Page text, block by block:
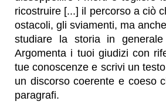
ricostruire [...] il percorso a ciò
ostacoli, gli sviamenti, ma
studiare la storia in
Argomenta i tuoi giudizi con
tue conoscenze e scrivi un
un discorso coerente e coeso
paragrafi.